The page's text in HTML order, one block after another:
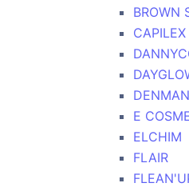
BROWN
CAPILEX
DENMAN
E
ELCHIM
FLAIR